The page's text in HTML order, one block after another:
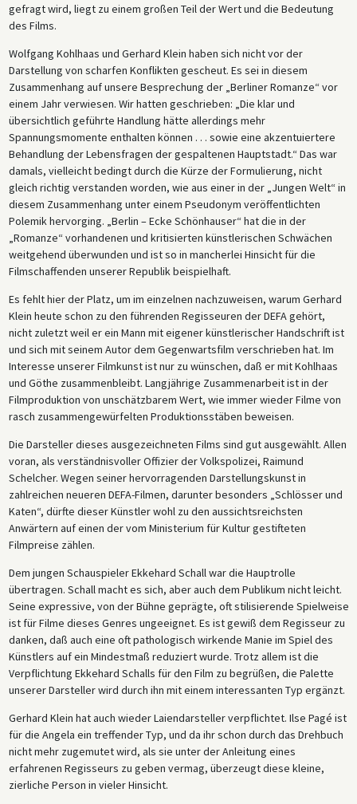
gefragt wird, liegt zu einem großen Teil der Wert und die Bedeutung
des Films.
Wolfgang Kohlhaas und Gerhard Klein haben sich nicht vor der
Darstellung von scharfen Konflikten gescheut. Es sei in diesem
Zusammenhang auf unsere Besprechung der „Berliner Romanze“ vor
einem Jahr verwiesen. Wir hatten geschrieben: „Die klar und
übersichtlich geführte Handlung hätte allerdings mehr
Spannungsmomente enthalten können . . . sowie eine akzentuiertere
Behandlung der Lebensfragen der gespaltenen Hauptstadt.“ Das war
damals, vielleicht bedingt durch die Kürze der Formulierung, nicht
gleich richtig verstanden worden, wie aus einer in der „Jungen Welt“ in
diesem Zusammenhang unter einem Pseudonym veröffentlichten
Polemik hervorging. „Berlin – Ecke Schönhauser“ hat die in der
„Romanze“ vorhandenen und kritisierten künstlerischen Schwächen
weitgehend überwunden und ist so in mancherlei Hinsicht für die
Filmschaffenden unserer Republik beispielhaft.
Es fehlt hier der Platz, um im einzelnen nachzuweisen, warum Gerhard
Klein heute schon zu den führenden Regisseuren der DEFA gehört,
nicht zuletzt weil er ein Mann mit eigener künstlerischer Handschrift ist
und sich mit seinem Autor dem Gegenwartsfilm verschrieben hat. Im
Interesse unserer Filmkunst ist nur zu wünschen, daß er mit Kohlhaas
und Göthe zusammenbleibt. Langjährige Zusammenarbeit ist in der
Filmproduktion von unschätzbarem Wert, wie immer wieder Filme von
rasch zusammengewürfelten Produktionsstäben beweisen.
Die Darsteller dieses ausgezeichneten Films sind gut ausgewählt. Allen
voran, als verständnisvoller Offizier der Volkspolizei, Raimund
Schelcher. Wegen seiner hervorragenden Darstellungskunst in
zahlreichen neueren DEFA-Filmen, darunter besonders „Schlösser und
Katen“, dürfte dieser Künstler wohl zu den aussichtsreichsten
Anwärtern auf einen der vom Mini­sterium für Kultur gestifteten
Filmpreise zählen.
Dem jungen Schauspieler Ekkehard Schall war die Hauptrolle
übertragen. Schall macht es sich, aber auch dem Publikum nicht leicht.
Seine expressive, von der Bühne geprägte, oft stilisierende Spielweise
ist für Filme dieses Genres ungeeignet. Es ist gewiß dem Regisseur zu
danken, daß auch eine oft pathologisch wirkende Manie im Spiel des
Künstlers auf ein Mindestmaß reduziert wurde. Trotz allem ist die
Verpflichtung Ekkehard Schalls für den Film zu begrüßen, die Palette
unserer Darsteller wird durch ihn mit einem interessanten Typ ergänzt.
Gerhard Klein hat auch wieder Laiendarsteller verpflichtet. Ilse Pagé ist
für die Angela ein treffender Typ, und da ihr schon durch das Drehbuch
nicht mehr zugemutet wird, als sie unter der Anleitung eines
erfahrenen Regisseurs zu geben vermag, überzeugt diese kleine,
zierliche Person in vieler Hinsicht.